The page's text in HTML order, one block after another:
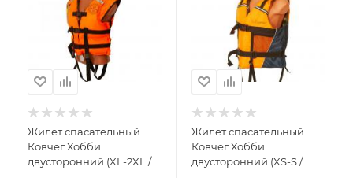
Жилет спасательный
Ковчег Хобби
двусторонний (XL-2XL /
Жилет спасательный
Ковчег Хобби
двусторонний (XS-S /